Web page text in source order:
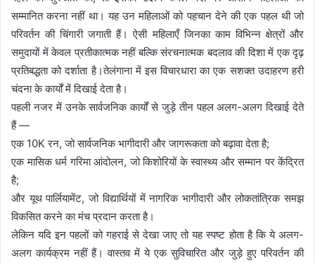
सम्मानित करना नहीं था। यह उन महिलाओं को पहचान देने की एक पहल थी जो
परिवर्तन की चिंगारी जगाती हैं। ऐसी महिलाएँ जिनका काम विभिन्न क्षेत्रों और
समुदायों में केवल प्रतीकात्मक नहीं बल्कि संरचनात्मक बदलाव की दिशा में एक दृढ़
प्रतिबद्धता को दर्शाता है।तेलंगाना में इस विचारधारा का एक सशक्त उदाहरण हरी
चंदना के कार्यों में दिखाई देता है।
पहली नजर में उनके सार्वजनिक कार्यों से जुड़े तीन पहल अलग-अलग दिखाई देते
हैं —
एक 10K रन, जो सार्वजनिक भागीदारी और जागरूकता को बढ़ावा देता है;
एक मासिक धर्म गरिमा आंदोलन, जो किशोरियों के स्वास्थ्य और सम्मान पर केंद्रित
है;
और यूथ पार्लियामेंट, जो विद्यार्थियों में नागरिक भागीदारी और लोकतांत्रिक समझ
विकसित करने का मंच प्रदान करता है।
लेकिन यदि इन पहलों को गहराई से देखा जाए तो यह स्पष्ट होता है कि ये अलग-
अलग कार्यक्रम नहीं हैं। वास्तव में ये एक सुविचारित और जुड़े हुए परिवर्तन की